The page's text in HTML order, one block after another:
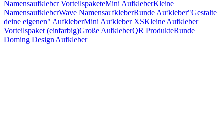
Namensaufkleber VorteilspaketeMini AufkleberKleine
NamensaufkleberWave NamensaufkleberRunde Aufkleber"Gestalte
deine eigenen" AufkleberMini Aufkleber XSKleine Aufkleber
Vorteilspaket (einfarbig)Große AufkleberQR ProdukteRunde
Doming Design Aufkleber